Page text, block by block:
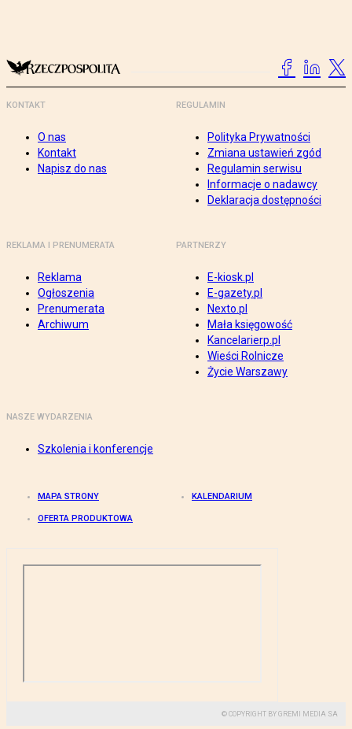
KONTAKT
O nas
Kontakt
Napisz do nas
REGULAMIN
Polityka Prywatności
Zmiana ustawień zgód
Regulamin serwisu
Informacje o nadawcy
Deklaracja dostępności
REKLAMA I PRENUMERATA
Reklama
Ogłoszenia
Prenumerata
Archiwum
PARTNERZY
E-kiosk.pl
E-gazety.pl
Nexto.pl
Mała księgowość
Kancelarierp.pl
Wieści Rolnicze
Życie Warszawy
NASZE WYDARZENIA
Szkolenia i konferencje
MAPA STRONY KALENDARIUM
OFERTA PRODUKTOWA
© COPYRIGHT BY GREMI MEDIA SA